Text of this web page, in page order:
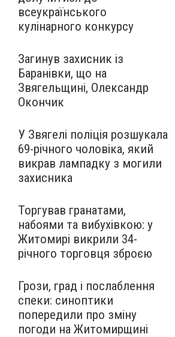
всеукраїнського
кулінарного конкурсу
Загинув захисник із
Баранівки, що на
Звягельщині, Олександр
Окончик
У Звягелі поліція розшукала
69-річного чоловіка, який
викрав лампадку з могили
захисника
Торгував гранатами,
набоями та вибухівкою: у
Житомирі викрили 34-
річного торговця зброєю
Грози, град і послаблення
спеки: синоптики
попередили про зміну
погоди на Житомирщині